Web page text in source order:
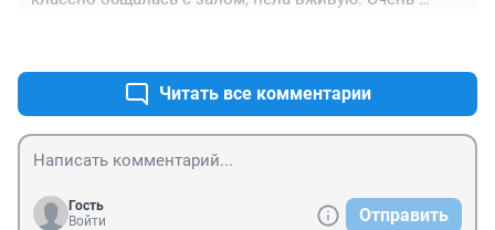
все поставит на свои места.Читать все комментарии
Гость
Войти
Отправить